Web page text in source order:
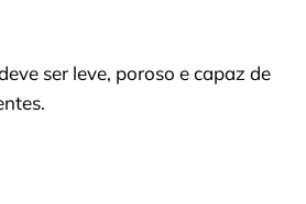
ser leve, poroso e capaz de